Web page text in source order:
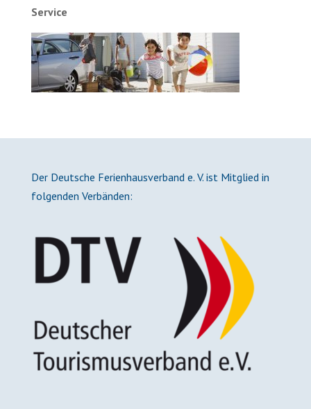
Service
Der Deutsche Ferienhausverband e. V. ist Mitglied in
folgenden Verbänden: